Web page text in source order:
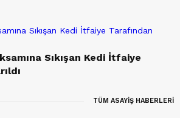
Sıkışan Kedi İtfaiye
TÜM ASAYİŞ HABERLERİ